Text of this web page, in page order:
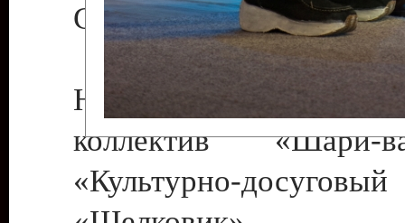
Светлана Георгиевна
Народный цирковой
коллектив
«Культурно-